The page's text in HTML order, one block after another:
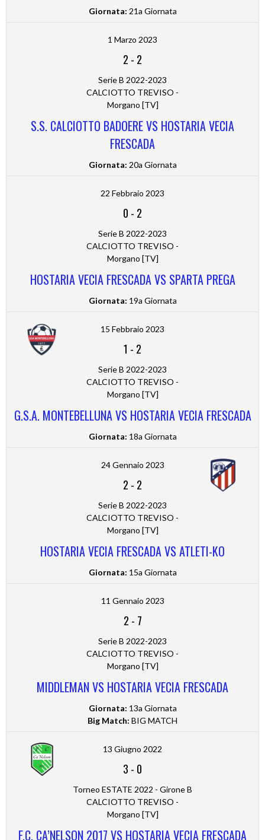
Giornata: 21a Giornata
1 Marzo 2023
2 - 2
Serie B 2022-2023
CALCIOTTO TREVISO -
Morgano [TV]
S.S. CALCIOTTO BADOERE VS HOSTARIA VECIA
FRESCADA
Giornata: 20a Giornata
22 Febbraio 2023
0 - 2
Serie B 2022-2023
CALCIOTTO TREVISO -
Morgano [TV]
HOSTARIA VECIA FRESCADA VS SPARTA PREGA
Giornata: 19a Giornata
15 Febbraio 2023
1 - 2
Serie B 2022-2023
CALCIOTTO TREVISO -
Morgano [TV]
G.S.A. MONTEBELLUNA VS HOSTARIA VECIA FRESCADA
Giornata: 18a Giornata
24 Gennaio 2023
2 - 2
Serie B 2022-2023
CALCIOTTO TREVISO -
Morgano [TV]
HOSTARIA VECIA FRESCADA VS ATLETI-KO
Giornata: 15a Giornata
11 Gennaio 2023
2 - 7
Serie B 2022-2023
CALCIOTTO TREVISO -
Morgano [TV]
MIDDLEMAN VS HOSTARIA VECIA FRESCADA
Giornata: 13a Giornata
Big Match: BIG MATCH
13 Giugno 2022
3 - 0
Torneo ESTATE 2022 - Girone B
CALCIOTTO TREVISO -
Morgano [TV]
F.C. CA’NELSON 2017 VS HOSTARIA VECIA FRESCADA